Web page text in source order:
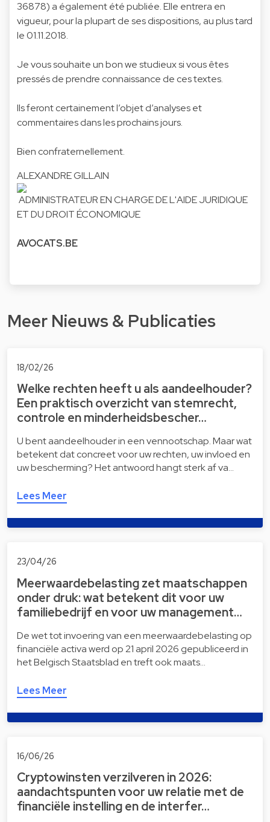
36878) a également été publiée. Elle entrera en
vigueur, pour la plupart de ses dispositions, au plus tard
le 01.11.2018.
Je vous souhaite un bon we studieux si vous êtes
pressés de prendre connaissance de ces textes.
Ils feront certainement l’objet d’analyses et
commentaires dans les prochains jours.
Bien confraternellement.
ALEXANDRE GILLAIN
ADMINISTRATEUR EN CHARGE DE L'AIDE JURIDIQUE
ET DU DROIT ÉCONOMIQUE
AVOCATS.BE
Meer Nieuws & Publicaties
18/02/26
Welke rechten heeft u als aandeelhouder?
Een praktisch overzicht van stemrecht,
controle en minderheidsbescher…
U bent aandeelhouder in een vennootschap. Maar wat
betekent dat concreet voor uw rechten, uw invloed en
uw bescherming? Het antwoord hangt sterk af va…
Lees Meer
23/04/26
Meerwaardebelasting zet maatschappen
onder druk: wat betekent dit voor uw
familiebedrijf en voor uw management…
De wet tot invoering van een meerwaardebelasting op
financiële activa werd op 21 april 2026 gepubliceerd in
het Belgisch Staatsblad en treft ook maats…
Lees Meer
16/06/26
Cryptowinsten verzilveren in 2026:
aandachtspunten voor uw relatie met de
financiële instelling en de interfer…